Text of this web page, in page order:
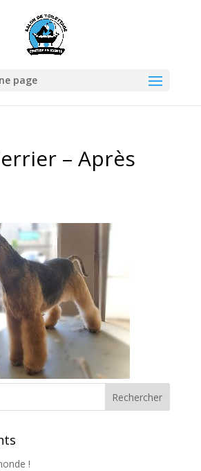
page
– Après
!